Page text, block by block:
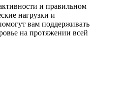
и правильном
нагрузки и
вам поддерживать
на протяжении всей